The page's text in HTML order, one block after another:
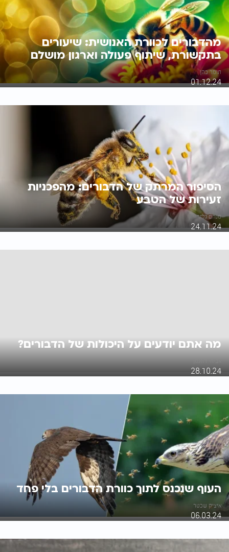
מהדבורים לכוורת האנושית: שיעורים
בתקשורת, שיתוף פעולה וארגון מושלם
תומר כהן
01.12.24
הסיפור המרתק של הדבורים: מהפכניות
זעירות של הטבע
מנחם גלזר
24.11.24
מה אתם יודעים על היכולות של הדבורים?
28.10.24
העוף שנכנס לתוך כוורת הדבורים בלי פחד
איציק שכטר
06.03.24